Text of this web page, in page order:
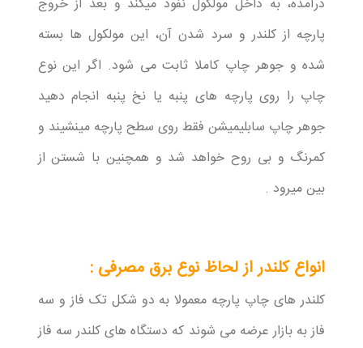
درآمده، به داخل مولکول نفوذ میکند و بعد از خروج
پارچه از کلندر و سرد شدن آن، این مولکول ها بسته
شده و جوهر چاپ کاملا ثابت می شود. اگر این نوع
چاپ را روی پارچه های پنبه یا نخ پنبه انجام دهید
جوهر چاپ سابلیمیشن فقط روی سطح پارچه مینشیند و
کمرنگ و بی روح خواهد شد و همچنین با شستن از
بین میرود .
انواع کلندر از لحاظ نوع برق مصرفی :
کلندر های چاپ پارچه معمولا به دو شکل تک فاز و سه
فاز به بازار عرضه می شوند که دستگاه های کلندر سه فاز